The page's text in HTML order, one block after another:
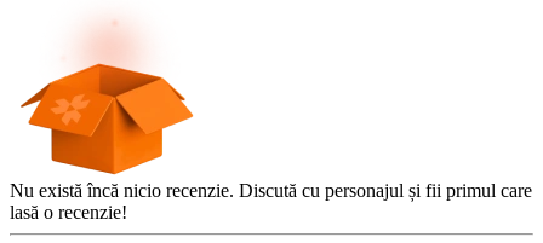
Nu există încă nicio recenzie. Discută cu personajul și fii primul care
lasă o recenzie!